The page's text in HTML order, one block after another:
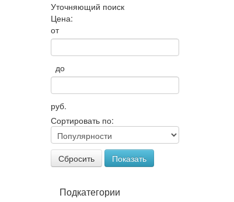
Уточняющий поиск
Цена:
от
до
руб.
Сортировать по:
Сбросить Показать
Подкатегории